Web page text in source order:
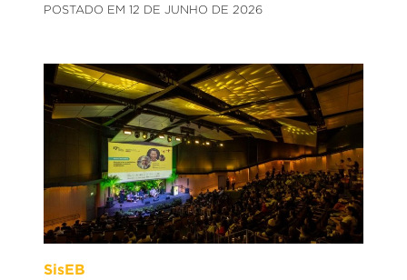
POSTADO EM 12 DE JUNHO DE 2026
SisEB